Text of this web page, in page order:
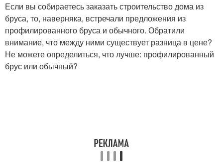
Если вы собираетесь заказать строительство дома из
бруса, то, наверняка, встречали предложения из
профилированного бруса и обычного. Обратили
внимание, что между ними существует разница в цене?
Не можете определиться, что лучше: профилированный
брус или обычный?